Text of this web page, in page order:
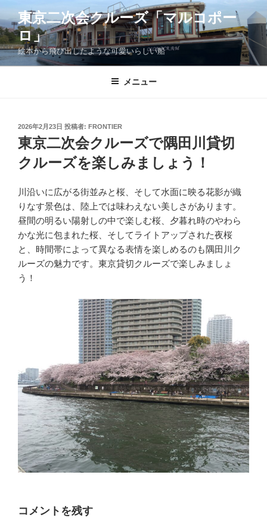
ン
テ
ン
ツ
東京二次会クルーズ「マルコポー
ロ」
絵本から飛び出したような可愛いらしい船
メニュー
投
稿
日:
2026年2月23日 投稿者: FRONTIER
東京二次会クルーズで隅田川貸切
クルーズを楽しみましょう！
川沿いに広がる街並みと桜、そして水面に映る花影が織
りなす景色は、陸上では味わえない美しさがあります。
昼間の明るい陽射しの中で楽しむ桜、夕暮れ時のやわら
かな光に包まれた桜、そしてライトアップされた夜桜
と、時間帯によって異なる表情を楽しめるのも隅田川ク
ルーズの魅力です。東京貸切クルーズで楽しみましょ
う！
コメントを残す